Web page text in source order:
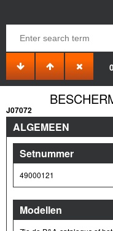
J07072
ALGEMEEN
Setnummer
49000121
Modellen